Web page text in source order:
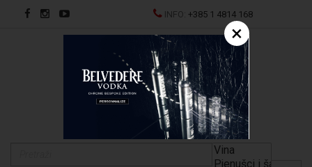
INFO:+385 1 4814 168
EN
×